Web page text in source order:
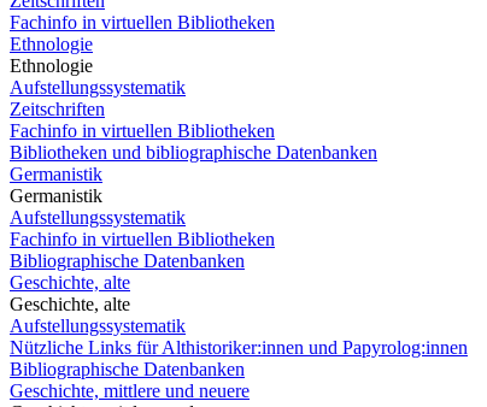
Fachinfo in virtuellen Bibliotheken
Ethnologie
Ethnologie
Aufstellungssystematik
Zeitschriften
Fachinfo in virtuellen Bibliotheken
Bibliotheken und bibliographische Datenbanken
Germanistik
Germanistik
Aufstellungssystematik
Fachinfo in virtuellen Bibliotheken
Bibliographische Datenbanken
Geschichte, alte
Geschichte, alte
Aufstellungssystematik
Nützliche Links für Althistoriker:innen und Papyrolog:innen
Bibliographische Datenbanken
Geschichte, mittlere und neuere